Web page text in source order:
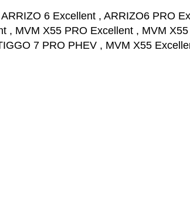
6 Excellent , ARRIZO6 PRO
, MVM X55 PRO Excellent , MVM
7 PRO PHEV , MVM X55